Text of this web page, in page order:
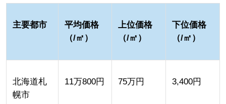
主要都市
平均価格
（/㎡）
上位価格
（/㎡）
下位価格
（/㎡）
北海道札
幌市
11万800円 75万円 3,400円